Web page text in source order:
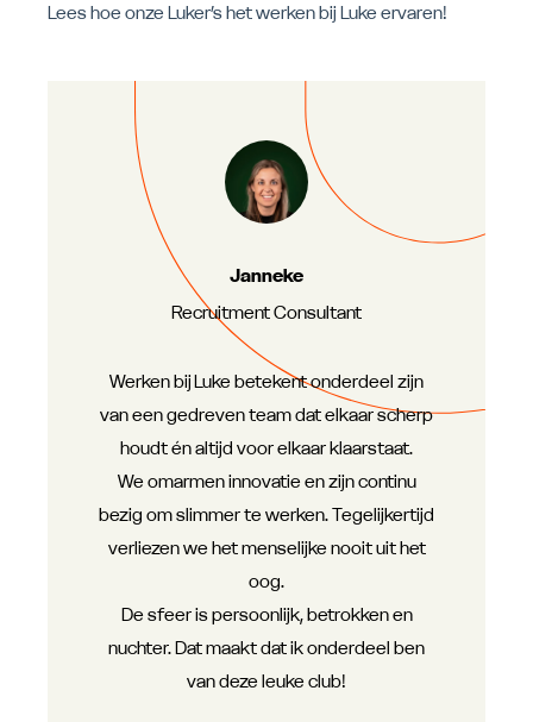
Lees hoe onze Luker’s het werken bij Luke ervaren!
Janneke
Recruitment Consultant
Werken bij Luke betekent onderdeel zijn
van een gedreven team dat elkaar scherp
houdt én altijd voor elkaar klaarstaat.
We omarmen innovatie en zijn continu
bezig om slimmer te werken. Tegelijkertijd
verliezen we het menselijke nooit uit het
oog.
De sfeer is persoonlijk, betrokken en
nuchter. Dat maakt dat ik onderdeel ben
van deze leuke club!